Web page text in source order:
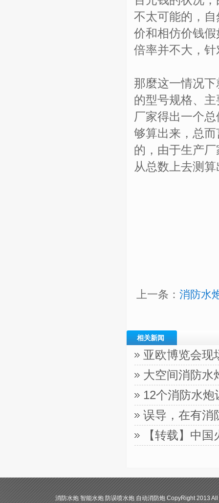
不太可能的，
价和相仿价钱
倍率并不大，
那麼这一情况
的型号规格、
厂家得出一个
够算出来，总
的，由于生产
从总数上去测
上一条： 消防水
相关新闻
亚欧博览会现
大空间消防水
12个消防水
误导，在有消
【转载】中
消防水炮 智能水炮 防误喷水炮 自动消防炮 CopyRight 2013